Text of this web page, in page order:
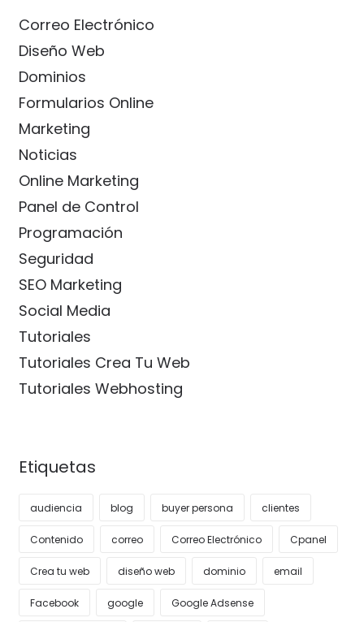
Correo Electrónico
Diseño Web
Dominios
Formularios Online
Marketing
Noticias
Online Marketing
Panel de Control
Programación
Seguridad
SEO Marketing
Social Media
Tutoriales
Tutoriales Crea Tu Web
Tutoriales Webhosting
Etiquetas
audiencia blog buyer persona clientes
Contenido correo Correo Electrónico Cpanel
Crea tu web diseño web dominio email
Facebook google Google Adsense